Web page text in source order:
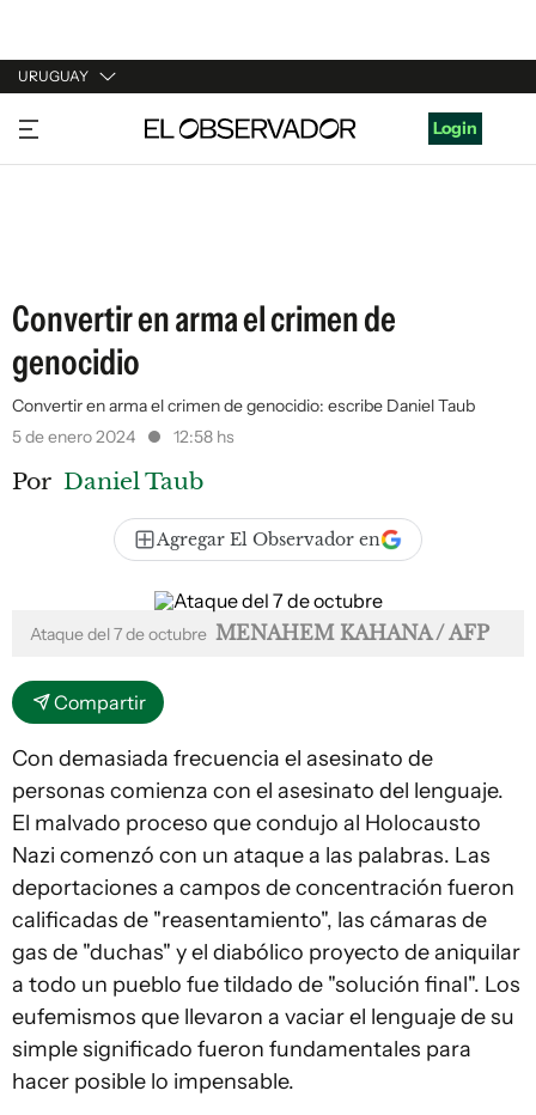
URUGUAY
URUGUAY
ARGENTINA
Login
Convertir en arma el crimen de
genocidio
Convertir en arma el crimen de genocidio: escribe Daniel Taub
5 de enero 2024
12:58 hs
Por Daniel Taub
Agregar El Observador en
Ataque del 7 de octubre MENAHEM KAHANA / AFP
Compartir
Con demasiada frecuencia el asesinato de
personas comienza con el asesinato del lenguaje.
El malvado proceso que condujo al Holocausto
Nazi comenzó con un ataque a las palabras. Las
deportaciones a campos de concentración fueron
calificadas de "reasentamiento", las cámaras de
gas de "duchas" y el diabólico proyecto de aniquilar
a todo un pueblo fue tildado de "solución final". Los
eufemismos que llevaron a vaciar el lenguaje de su
simple significado fueron fundamentales para
hacer posible lo impensable.